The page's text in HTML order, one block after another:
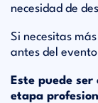
necesidad de
Si necesitas
antes del
Este puede
etapa